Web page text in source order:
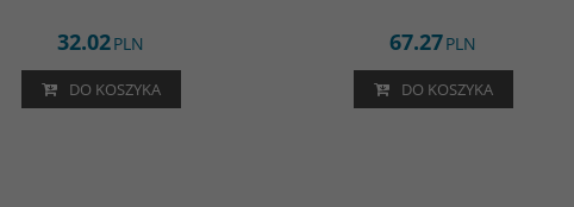
32.02PLN
DO KOSZYKA
67.27PLN
DO KOSZYKA